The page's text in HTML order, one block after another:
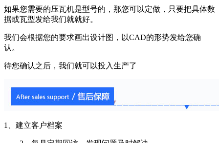
如果您需要的压瓦机是型号的，那您可以定做，只要把具体数
据或瓦型发给我们就就好。
我们会根据您的要求画出设计图，以CAD的形势发给您确
认。
待您确认之后，我们就可以投入生产了
1、建立客户档案